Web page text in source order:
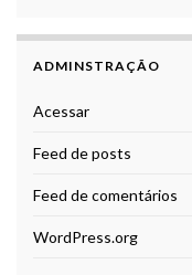
ADMINSTRAÇÃO
Acessar
Feed de posts
Feed de comentários
WordPress.org